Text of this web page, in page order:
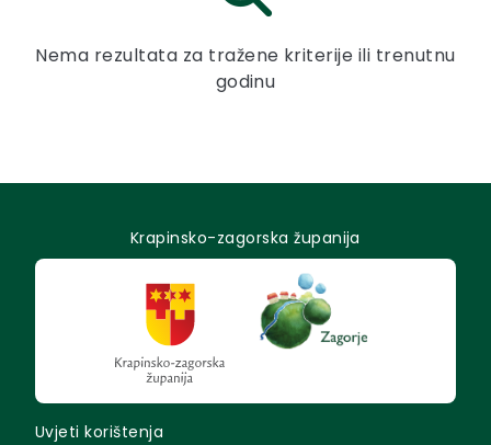
Nema rezultata za tražene kriterije ili trenutnu
godinu
Krapinsko-zagorska županija
Uvjeti korištenja